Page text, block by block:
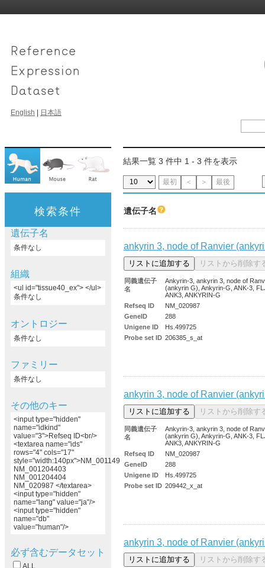
English 日本語
結果一覧 3 件中 1 - 3 件を表示
最初 ＜ ＞ 最後
検索条件
遺伝子名
条件なし
組織
<ul id="tissue40_ex"> </ul>
条件なし
オントロジー
条件なし
ファミリー
条件なし
その他のキー
<input type="hidden"
name="idkind"
value="3">Refseq ID<br/>
<textarea name="ids"
rows="4" cols="17"
style="width:140px">NM_001149
NM_001204403
NM_001204404
NM_020987 </textarea>
<input type="hidden"
name="lang" value="ja"/>
<input type="hidden"
name="db"
value="human"/>
必ず含むデータセット
遺伝子名
ankyrin 3, node of Ranvier
同義遺伝子
名
Ankyrin-3, ankyrin 3, node of
(ankyrin G), Ankyrin-G, ANK-3,
ANK3, ANKYRIN-G
Refseq ID
NM_020987
GeneID
288
Unigene ID
Hs.499725
Probe set ID 206385_s_at
ankyrin 3, node of Ranvier
同義遺伝子
名
Ankyrin-3, ankyrin 3, node of
(ankyrin G), Ankyrin-G, ANK-3,
ANK3, ANKYRIN-G
Refseq ID
NM_020987
GeneID
288
Unigene ID
Hs.499725
Probe set ID 209442_x_at
ankyrin 3, node of Ranvier